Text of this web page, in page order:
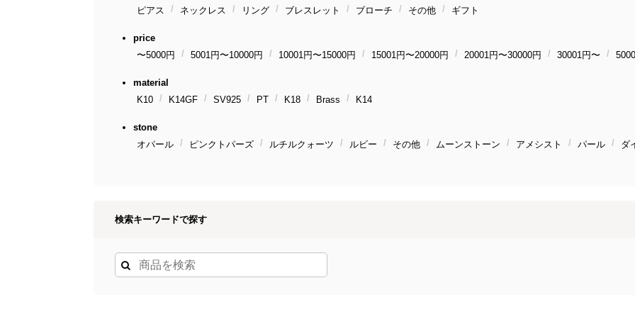
ピアス
ネックレス リング ブレスレット ブローチ その他 ギフト
price
〜5000円
5001円〜10000円 10001円〜15000円 15001円〜20000円 20001円〜30000円 30001円〜
material
K10
K14GF SV925 PT K18 Brass K14
stone
オパール
ピンクトパーズ ルチルクォーツ ルビー その他 ムーンストーン アメシスト パール ダ
検索キーワードで探す